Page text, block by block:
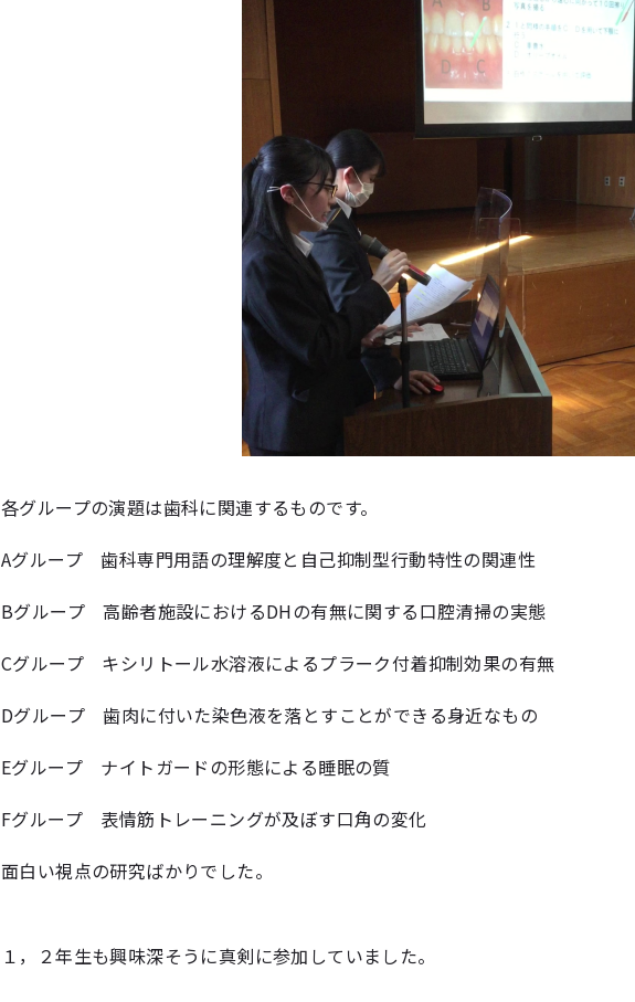
各グループの演題は歯科に関連するものです。
Aグループ 歯科専門用語の理解度と自己抑制型行動特性の関連性
Bグループ 高齢者施設におけるDHの有無に関する口腔清掃の実態
Cグループ キシリトール水溶液によるプラーク付着抑制効果の有無
Dグループ 歯肉に付いた染色液を落とすことができる身近なもの
Eグループ ナイトガードの形態による睡眠の質
Fグループ 表情筋トレーニングが及ぼす口角の変化
面白い視点の研究ばかりでした。
１，２年生も興味深そうに真剣に参加していました。